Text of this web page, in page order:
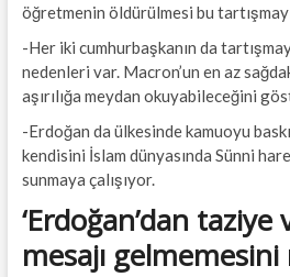
öğretmenin öldürülmesi bu
-Her iki cumhurbaşkanın da
nedenleri var. Macron’un en az
aşırılığa meydan okuyabileceğini
-Erdoğan da ülkesinde kamuoyu
kendisini İslam dünyasında Sünni
sunmaya çalışıyor.
‘Erdoğan’dan taziye
mesajı